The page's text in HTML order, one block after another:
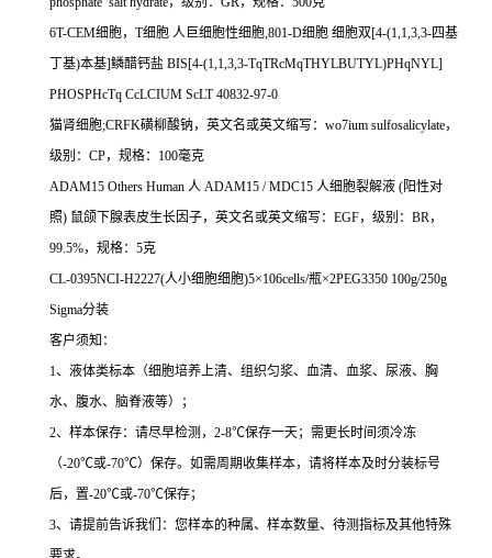
6T-CEM细胞， T细胞 人巨细胞性细胞,801-D细胞 细胞双[4-(1,1,3,3-四基
丁基)本基]鳞醋钙盐 BIS[4-(1,1,3,3-TqTRcMqTHYLBUTYL)PHqNYL]
PHOSPHcTq CcLCIUM ScLT 40832-97-0
猫肾细胞;CRFK磺柳酸钠，英文名或英文缩写： wo7ium sulfosalicylate，
级别： CP，规格： 100毫克
ADAM15 Others Human 人 ADAM15 / MDC15 人细胞裂解液 (阳性对
照) 鼠颌下腺表皮生长因子，英文名或英文缩写： EGF，级别： BR，
99.5%，规格： 5克
CL-0395NCI-H2227(人小细胞细胞)5×106cells/瓶×2PEG3350 100g/250g
Sigma分装
客户须知：
1、液体类标本（细胞培养上清、组织匀浆、血清、血浆、尿液、胸
水、腹水、脑脊液等）；
2、样本保存：请尽早检测， 2-8℃保存一天；需更长时间须冷冻
（-20℃或-70℃）保存。如需周期收集样本，请将样本及时分装标号
后，置-20℃或-70℃保存；
3、请提前告诉我们：您样本的种属、样本数量、待测指标及其他特殊